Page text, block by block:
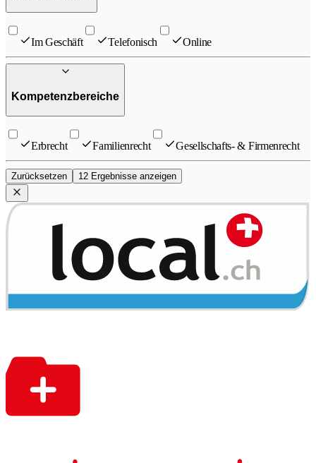
Im Geschäft Telefonisch Online
Kompetenzbereiche
Erbrecht Familienrecht Gesellschafts- & Firmenrecht
Zurücksetzen 12 Ergebnisse anzeigen